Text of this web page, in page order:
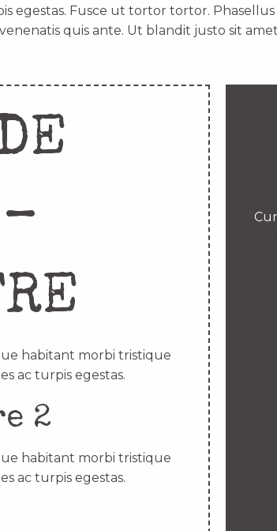
egestas. Fusce ut tortor tortor.
quis ante. Ut blandit justo sit
habitant morbi tristique
ac turpis egestas.
2
habitant morbi tristique
ac turpis egestas.